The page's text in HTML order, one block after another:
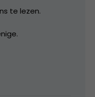
te lezen.